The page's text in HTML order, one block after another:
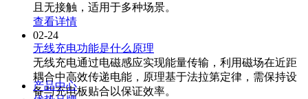
且无接触，适用于多种场景。
查看详情
02-24
无线充电功能是什么原理
无线充电通过电磁感应实现能量传输，利用磁场在近距
耦合中高效传递电能，原理基于法拉第定律，需保持设
备与充电板贴合以保证效率。
产品中心